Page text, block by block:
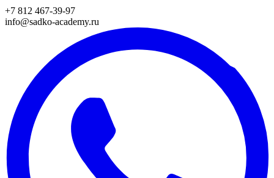
+7 812 467-39-97
info@sadko-academy.ru